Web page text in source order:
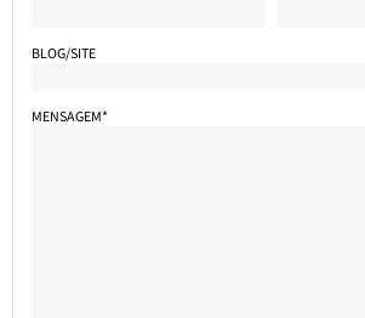
BLOG/SITE
MENSAGEM*